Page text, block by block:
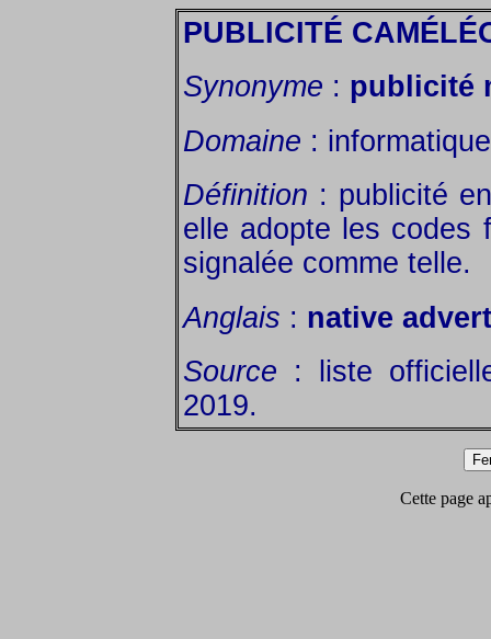
PUBLICITÉ
Synonyme : publicité
Domaine :
Définition : publicité
elle adopte les codes
signalée comme telle.
Anglais : native
Source : liste
2019.
Cette page